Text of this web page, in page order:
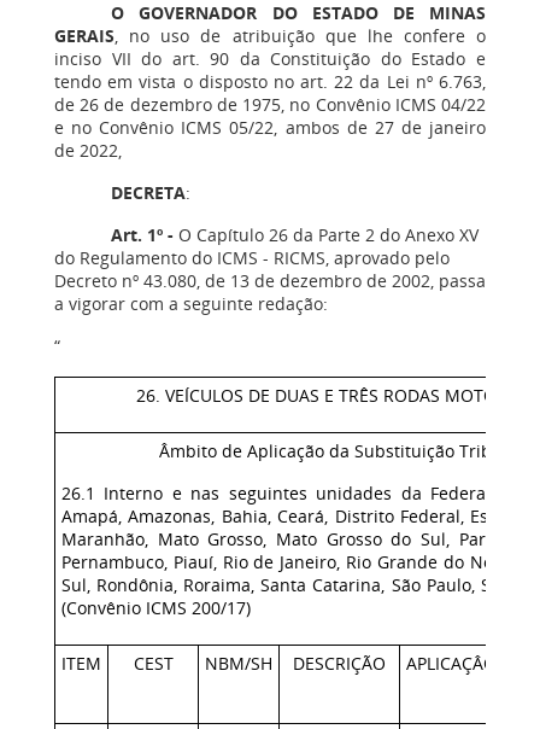
O GOVERNADOR DO ESTADO DE MINAS
GERAIS, no uso de atribuição que lhe confere o
inciso VII do art. 90 da Constituição do Estado e
tendo em vista o disposto no art. 22 da Lei nº 6.763,
de 26 de dezembro de 1975, no Convênio ICMS 04/22
e no Convênio ICMS 05/22, ambos de 27 de janeiro
de 2022,
DECRETA:
Art. 1º - O Capítulo 26 da Parte 2 do Anexo XV
do Regulamento do ICMS - RICMS, aprovado pelo
Decreto nº 43.080, de 13 de dezembro de 2002, passa
a vigorar com a seguinte redação:
“
26. VEÍCULOS DE DUAS E TRÊS RODAS
Âmbito de Aplicação da Substituição
26.1 Interno e nas seguintes unidades da Federação:
Amapá, Amazonas, Bahia, Ceará, Distrito Federal, Espírito
Maranhão, Mato Grosso, Mato Grosso do Sul, Pará,
Pernambuco, Piauí, Rio de Janeiro, Rio Grande do Norte,
Sul, Rondônia, Roraima, Santa Catarina, São Paulo,
(Convênio ICMS 200/17)
ITEM CEST NBM/SH DESCRIÇÃO APLICAÇÂO